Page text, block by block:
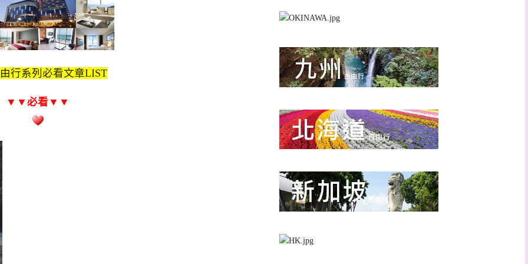
行系列必看文章LIST
▼▼必看▼▼